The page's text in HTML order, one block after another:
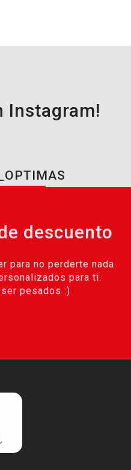
Instagram!
descuento
para no perderte nada
para ti.
pesados :)